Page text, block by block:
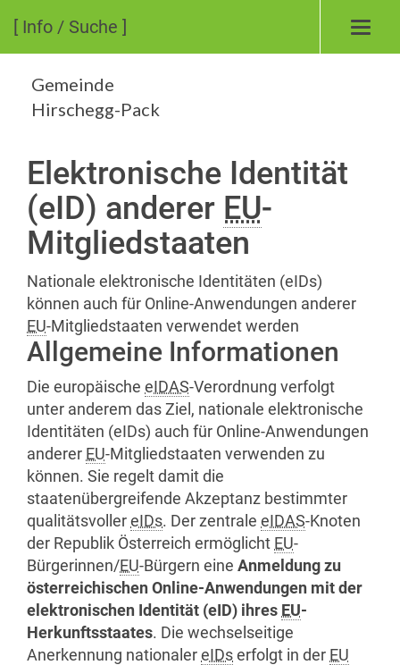
[ Info / Suche ]
Gemeinde
Hirschegg-Pack
Elektronische Identität
(eID) anderer EU-
Mitgliedstaaten
Nationale elektronische Identitäten (eIDs)
können auch für Online-Anwendungen anderer
EU-Mitgliedstaaten verwendet werden
Allgemeine Informationen
Die europäische eIDAS-Verordnung verfolgt
unter anderem das Ziel, nationale elektronische
Identitäten (eIDs) auch für Online-Anwendungen
anderer EU-Mitgliedstaaten verwenden zu
können. Sie regelt damit die
staatenübergreifende Akzeptanz bestimmter
qualitätsvollereIDs. Der zentrale eIDAS-Knoten
der Republik Österreich ermöglicht EU-
Bürgerinnen/EU-Bürgern eine Anmeldung zu
österreichischen Online-Anwendungen mit der
elektronischen Identität (eID) ihres EU-
Herkunftsstaates. Die wechselseitige
Anerkennung nationalereIDserfolgt in der EU